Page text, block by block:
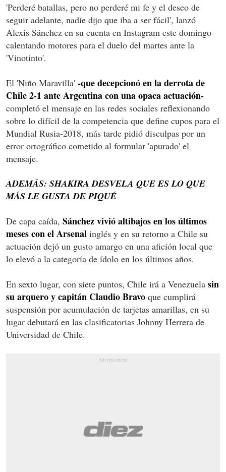
'Perderé batallas, pero no perderé mi fe y el deseo de
seguir adelante, nadie dijo que iba a ser fácil', lanzó
Alexis Sánchez en su cuenta en Instagram este domingo
calentando motores para el duelo del martes ante la
'Vinotinto'.
El 'Niño Maravilla' -que decepcionó en la derrota de
Chile 2-1 ante Argentina con una opaca actuación-
completó el mensaje en las redes sociales reflexionando
sobre lo difícil de la competencia que define cupos para el
Mundial Rusia-2018, más tarde pidió disculpas por un
error ortográfico cometido al formular 'apurado' el
mensaje.
ADEMÁS: SHAKIRA DESVELA QUE ES LO QUE
MÁS LE GUSTA DE PIQUÉ
De capa caída, Sánchez vivió altibajos en los últimos
meses con el Arsenal inglés y en su retorno a Chile su
actuación dejó un gusto amargo en una afición local que
lo elevó a la categoría de ídolo en los últimos años.
En sexto lugar, con siete puntos, Chile irá a Venezuela sin
su arquero y capitán Claudio Bravo que cumplirá
suspensión por acumulación de tarjetas amarillas, en su
lugar debutará en las clasificatorias Johnny Herrera de
Universidad de Chile.